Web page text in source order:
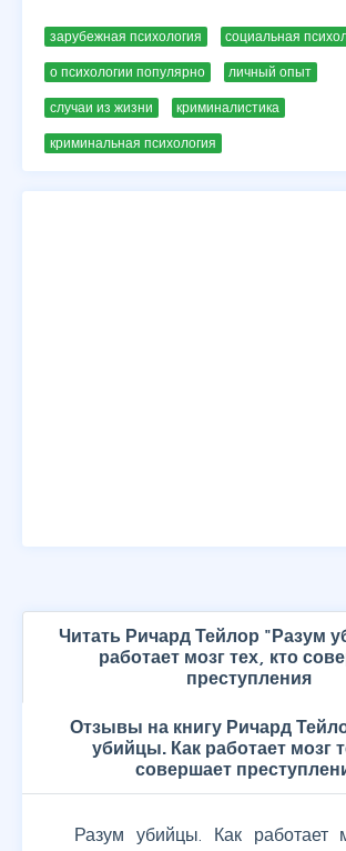
зарубежная психология социальная
о психологии популярно личный опыт
случаи из жизни криминалистика
криминальная психология
Читать Ричард Тейлор "Разум
работает мозг тех, кто
преступления
Отзывы на книгу Ричард
убийцы. Как работает мозг
совершает
Разум убийцы. Как работает